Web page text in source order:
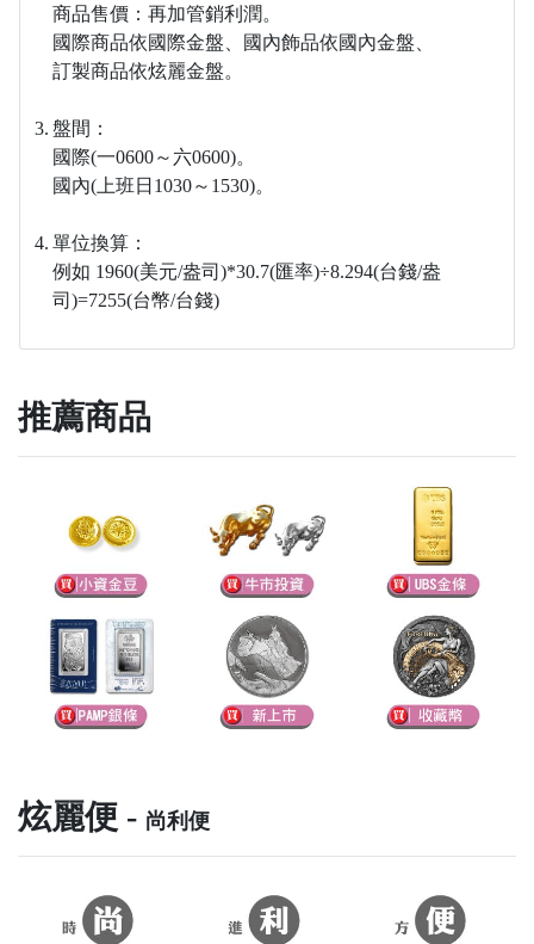
商品售價：再加管銷利潤。
國際商品依國際金盤、
國內飾品依國內金盤、
訂製商品依炫麗金盤。
3. 盤間：
國際(一0600～六0600)。
國內(上班日1030～1530)。
4. 單位換算：
例如 1960(美元/盎司)*30.7(匯率)÷8.294(台錢/盎
司)=7255(台幣/台錢)
推薦商品
炫麗便 - 尚利便